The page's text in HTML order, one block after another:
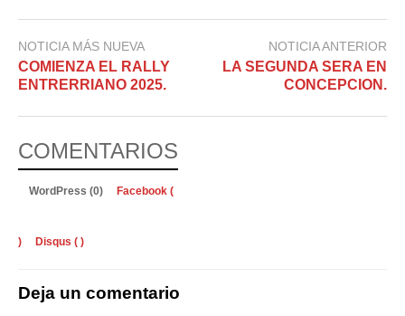
NOTICIA MÁS NUEVA
COMIENZA EL RALLY
ENTRERRIANO 2025.
NOTICIA ANTERIOR
LA SEGUNDA SERA EN
CONCEPCION.
COMENTARIOS
WordPress (0) Facebook (
) Disqus ( )
Deja un comentario